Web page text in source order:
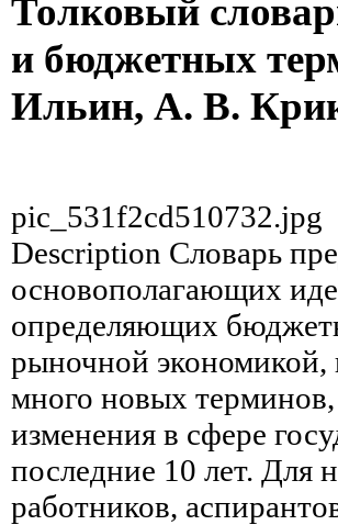
Толковый
и бюджетных
Ильин, А. В.
pic_531f2cd510732.jpg
Description Словарь
основополагающих
определяющих
рыночной
много новых
изменения в сфере
последние 10 лет. Для
работников,